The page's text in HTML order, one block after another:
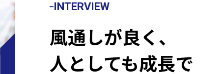
INTERVIEW
風通しが良く、
人としても成長で